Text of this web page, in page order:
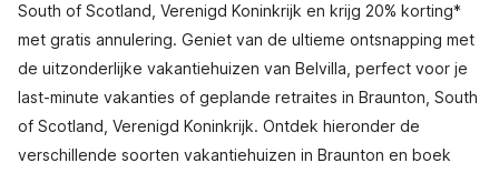
South of Scotland, Verenigd Koninkrijk en krijg 20% korting*
met gratis annulering. Geniet van de ultieme ontsnapping met
de uitzonderlijke vakantiehuizen van Belvilla, perfect voor je
last-minute vakanties of geplande retraites in Braunton, South
of Scotland, Verenigd Koninkrijk. Ontdek hieronder de
verschillende soorten vakantiehuizen in Braunton en boek